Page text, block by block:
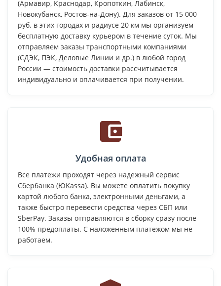
(Армавир, Краснодар, Кропоткин, Лабинск,
Новокубанск, Ростов-на-Дону). Для заказов от 15 000
руб. в этих городах и радиусе 20 км мы организуем
бесплатную доставку курьером в течение суток. Мы
отправляем заказы транспортными компаниями
(СДЭК, ПЭК, Деловые Линии и др.) в любой город
России — стоимость доставки рассчитывается
индивидуально и оплачивается при получении.
Удобная оплата
Все платежи проходят через надежный сервис
Сбербанка (ЮKassa). Вы можете оплатить покупку
картой любого банка, электронными деньгами, а
также быстро перевести средства через СБП или
SberPay. Заказы отправляются в сборку сразу после
100% предоплаты. С наложенным платежом мы не
работаем.